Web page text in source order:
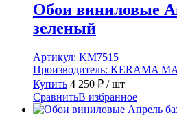
Обои виниловые
зеленый
Артикул: KM7515
Производитель: KERAMA
Купить 4 250 ₽ / шт
СравнитьВ избранное